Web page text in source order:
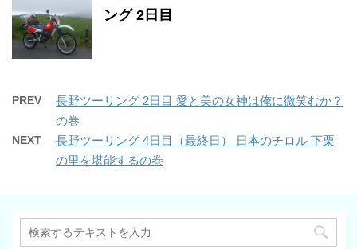
ング 2日目
PREV
長野ツーリング 2日目 愛と美の女神は俺に微笑むか？
の巻
NEXT
長野ツーリング 4日目（最終日） 日本のチロル 下栗
の里を堪能するの巻